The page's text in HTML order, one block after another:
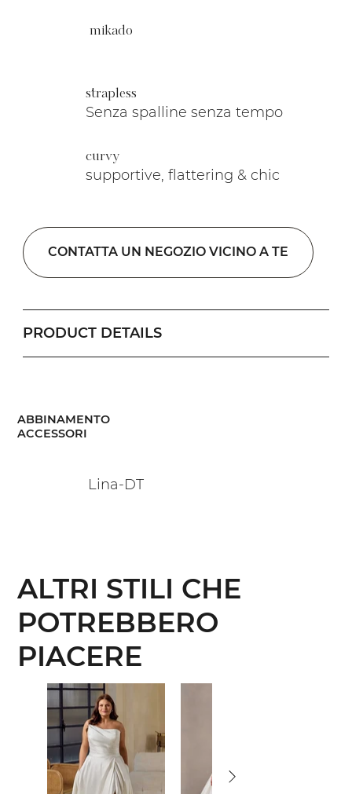
mikado
strapless
Senza spalline senza tempo
curvy
supportive, flattering & chic
CONTATTA UN NEGOZIO VICINO A TE
PRODUCT DETAILS
ABBINAMENTO
ACCESSORI
Lina-DT
ALTRI STILI CHE
POTREBBERO
PIACERE